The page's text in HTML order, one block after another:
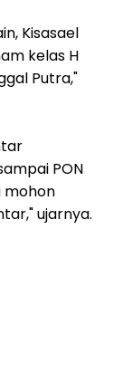
Kisasael
kelas H
Putra,"
PON
mohon
ujarnya.